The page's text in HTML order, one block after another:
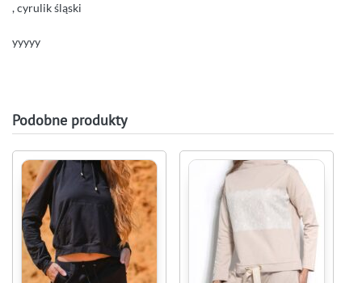
, cyrulik śląski
yyyyy
Podobne produkty